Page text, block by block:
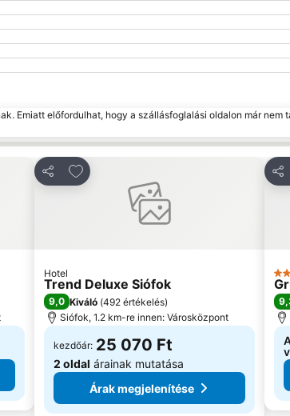
Emiatt előfordulhat, hogy a szállásfoglalási oldalon már nem
Megosztás
Hozzáadás a kedvencekhez
Hotel
Trend Deluxe Siófok
9,0 Kiváló (492 értékelés)
Siófok, 1.2 km-re innen: Városközpont
kezdőár: 25 070 Ft
2 oldal árainak mutatása
Árak megjelenítése
4